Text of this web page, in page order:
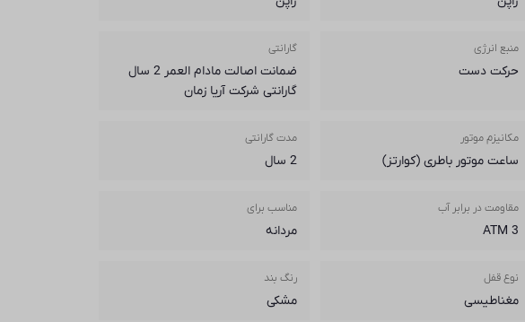
منبع انرژی
حرکت دست
گارانتی
ضمانت اصالت مادام العمر 2 سال
گارانتی شرکت آریا زمان
مکانیزم موتور
ساعت موتور باطری (کوارتز)
مدت گارانتی
2 سال
مقاومت در برابر آب
3 ATM
مناسب برای
مردانه
نوع قفل
مغناطیسی
رنگ بند
مشکی